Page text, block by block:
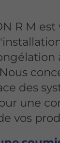
R M
des
une
vos